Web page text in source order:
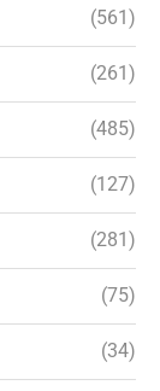
(561)
(261)
(485)
(127)
(281)
(75)
(34)